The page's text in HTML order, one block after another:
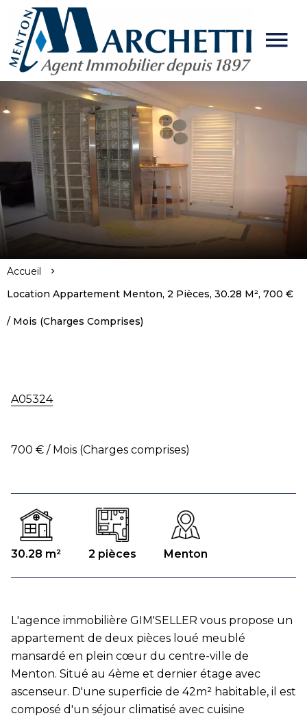
Accueil
Location Appartement Menton, 2 Pièces, 30.28 M², 700 €
/ Mois (Charges Comprises)
A05324
700 € / Mois (Charges comprises)
30.28 m² 2 pièces Menton
L'agence immobilière GIM'SELLER vous propose un
appartement de deux pièces loué meublé
mansardé en plein cœur du centre-ville de
Menton. Situé au 4ème et dernier étage avec
ascenseur. D'une superficie de 42m² habitable, il est
composé d'un séjour climatisé avec cuisine